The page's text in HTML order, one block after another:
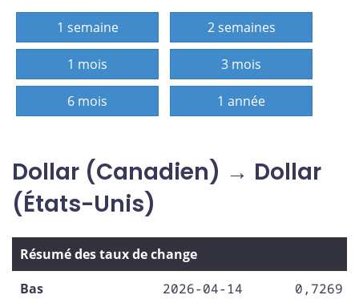
1 semaine 2 semaines
1 mois 3 mois
6 mois 1 année
Dollar (Canadien) → Dollar
(États-Unis)
Résumé des taux de change
Bas
2026-04-14 0,7269